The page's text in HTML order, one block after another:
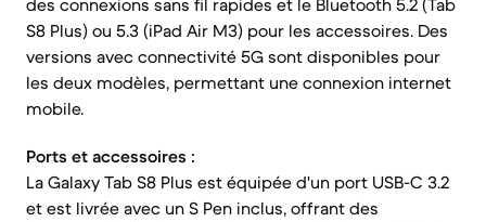
des connexions sans fil rapides et le Bluetooth 5.2 (Tab
S8 Plus) ou 5.3 (iPad Air M3) pour les accessoires. Des
versions avec connectivité 5G sont disponibles pour
les deux modèles, permettant une connexion internet
mobile.
Ports et accessoires :
La Galaxy Tab S8 Plus est équipée d'un port USB-C 3.2
et est livrée avec un S Pen inclus, offrant des